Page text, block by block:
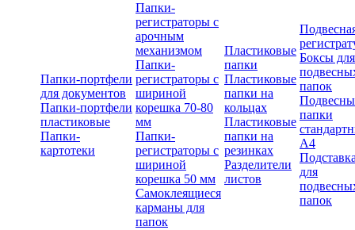
Папки-портфели
для документов
Папки-портфели
пластиковые
Папки-
картотеки
Папки-
регистраторы с
арочным
механизмом
Папки-
регистраторы с
шириной
корешка 70-80
мм
Папки-
регистраторы с
шириной
корешка 50 мм
Самоклеящиеся
карманы для
папок
Пластиковые
папки
Пластиковые
папки на
кольцах
Пластиковые
папки на
резинках
Разделители
листов
Боксы для
папок
папки
А4
для
папок